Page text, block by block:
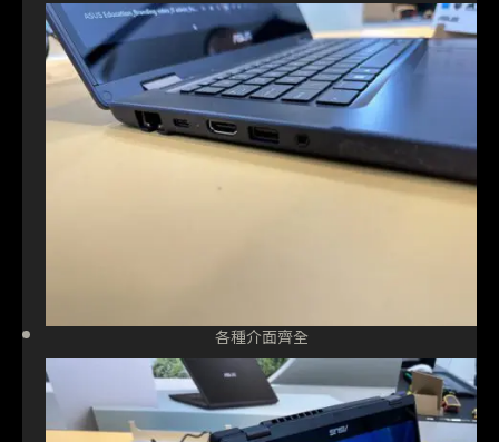
各種介面齊全